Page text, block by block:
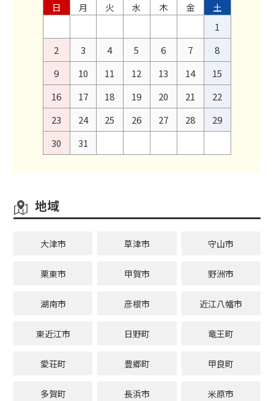
日 月 火 水 木 金
土
1
2
3 4 5 6 7
8
9
10 11 12 13 14
15
16
17 18 19 20 21
22
23
24 25 26 27 28
29
30
31
地域
大津市 草津市 守山市
栗東市 甲賀市 野洲市
湖南市 彦根市 近江八幡市
東近江市 日野町 竜王町
愛荘町 豊郷町 甲良町
多賀町 長浜市 米原市